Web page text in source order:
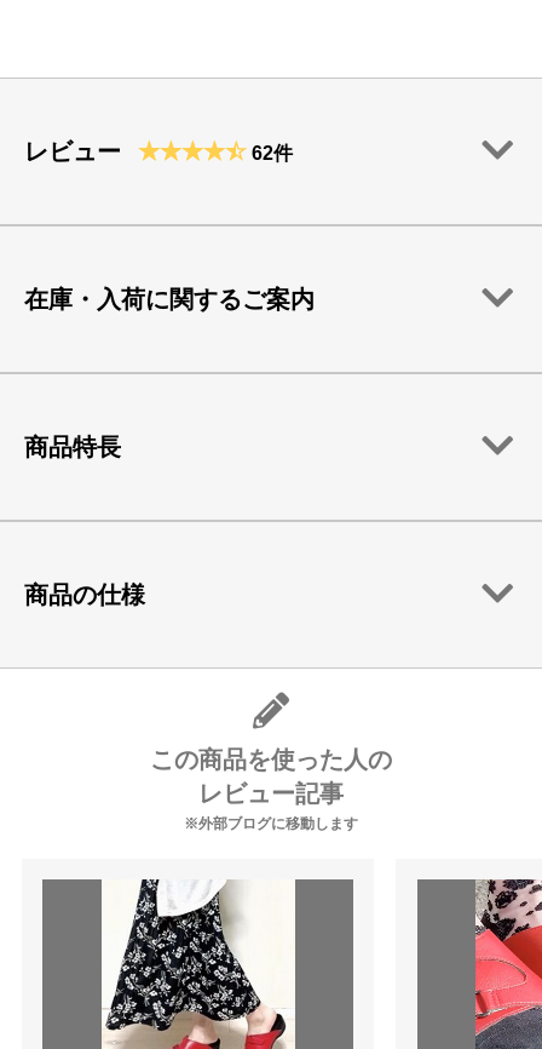
レビュー 62件
在庫・入荷に関するご案内
商品特長
商品の仕様
この商品を使った人の
レビュー記事
※外部ブログに移動します